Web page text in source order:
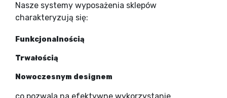
Nasze systemy wyposażenia sklepów
charakteryzują się:
Funkcjonalnością
Trwałością
Nowoczesnym designem